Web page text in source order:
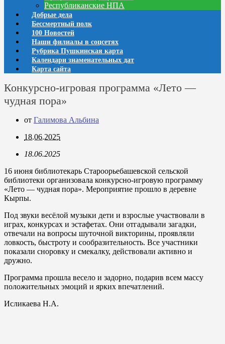
Республиканские НПА
Добрые дела
Бессмертный полк
100 Новостей
Наши филиалы в соцсетях
Рубрика Пушкинская карта
Календари знаменательных дат
Карта сайта
Конкурсно-игровая программа «Лето —
чудная пора»
от Галимова Альбина
18.06.2025
18.06.2025
16 июня библиотекарь Староорьебашевской сельской
библиотеки организовала конкурсно-игровую программу
«Лето — чудная пора». Мероприятие прошло в деревне
Кырпы.
Под звуки весёлой музыки дети и взрослые участвовали в
играх, конкурсах и эстафетах. Они отгадывали загадки,
отвечали на вопросы шуточной викторины, проявляли
ловкость, быстроту и сообразительность. Все участники
показали сноровку и смекалку, действовали активно и
дружно.
Программа прошла весело и задорно, подарив всем массу
положительных эмоций и ярких впечатлений.
Исликаева Н.А.